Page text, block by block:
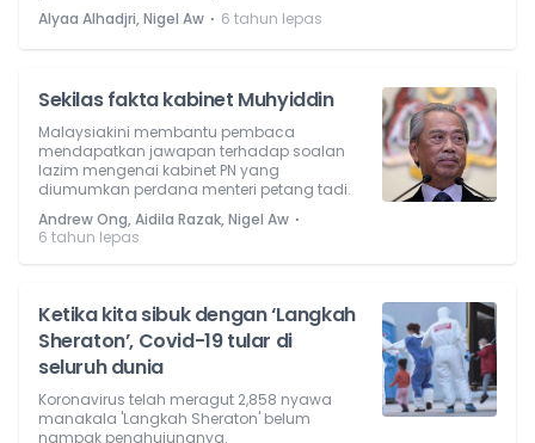
Alyaa Alhadjri, Nigel Aw ⋅ 6 tahun lepas
Sekilas fakta kabinet Muhyiddin
Malaysiakini membantu pembaca
mendapatkan jawapan terhadap soalan
lazim mengenai kabinet PN yang
diumumkan perdana menteri petang tadi.
Andrew Ong, Aidila Razak, Nigel Aw ⋅
6 tahun lepas
Ketika kita sibuk dengan ‘Langkah
Sheraton’, Covid-19 tular di
seluruh dunia
Koronavirus telah meragut 2,858 nyawa
manakala 'Langkah Sheraton' belum
nampak penghujungnya.